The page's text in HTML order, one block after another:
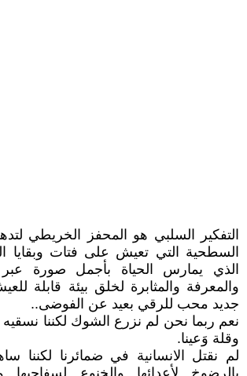
التفكير السلبي هو المحفز الخريطي
السطحية التي تعيش على فتات وبقايا
الذي يمارس الحياة بأجمل صورة عبر
والمعرفة والمثابرة لخلق بيئة قابلة
جديد محب للرقي بعيد عن الفوضى..
نعم ربما نحن لم نزرع الشوك لكننا نسقيه
وقلة وَعينا.
لم نقتل الانسانية في ضمائرنا لكننا